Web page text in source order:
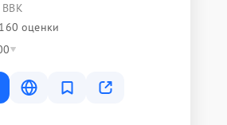
160 оценки